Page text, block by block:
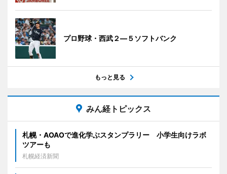
プロ野球・西武２―５ソフトバンク
もっと見る
みん経トピックス
札幌・AOAOで進化学ぶスタンプラリー 小学生向けラボ
ツアーも
札幌経済新聞